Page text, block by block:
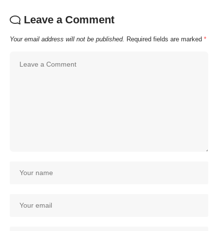
Leave a Comment
Your email address will not be published. Required fields are marked *